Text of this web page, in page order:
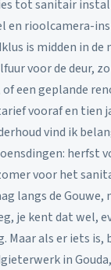
tot sanitair
en rioolcamera-
is midden in de
voor de deur,
een geplande
vooraf en tien
vind ik
herfst
voor het
langs de Gouwe,
je kent dat wel,
Maar als er iets is,
in